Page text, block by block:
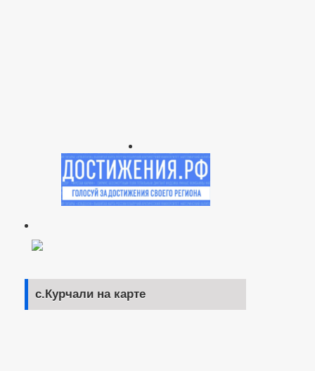
с.Курчали на карте